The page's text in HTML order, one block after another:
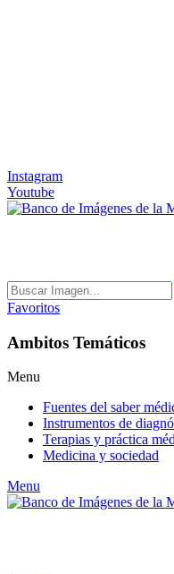
Instagram
Youtube
Favoritos
Ambitos Temáticos
Menu
Fuentes del saber
Instrumentos de
Terapias y práctica
Medicina y sociedad
Menu